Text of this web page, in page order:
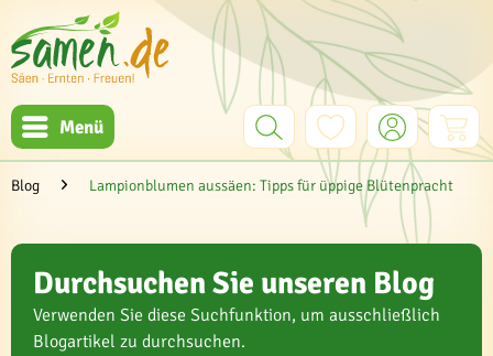
Menü
Blog Lampionblumen aussäen: Tipps für üppige Blütenpracht
Durchsuchen Sie unseren Blog
Verwenden Sie diese Suchfunktion, um ausschließlich
Blogartikel zu durchsuchen.